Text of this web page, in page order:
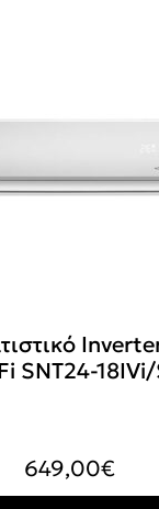
SNT24-18IVi/
649,00€